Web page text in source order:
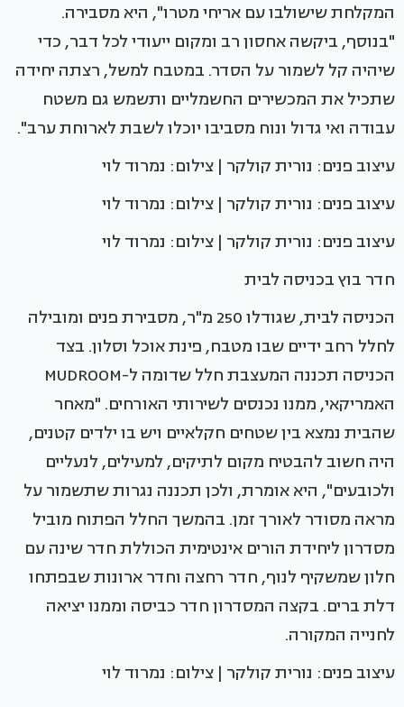
המקלחת שישולבו עם אריחי מטרו", היא מסבירה.
"בנוסף, ביקשה אחסון רב ומקום ייעודי לכל דבר, כדי
שיהיה קל לשמור על הסדר. במטבח למשל, רצתה יחידה
שתכיל את המכשירים החשמליים ותשמש גם משטח
עבודה ואי גדול ונוח מסביבו יוכלו לשבת לארוחת ערב".
עיצוב פנים: נורית קולקר | צילום: נמרוד לוי
עיצוב פנים: נורית קולקר | צילום: נמרוד לוי
עיצוב פנים: נורית קולקר | צילום: נמרוד לוי
חדר בוץ בכניסה לבית
הכניסה לבית, שגודלו 250 מ"ר, מסבירת פנים ומובילה
לחלל רחב ידיים שבו מטבח, פינת אוכל וסלון. בצד
הכניסה תכננה המעצבת חלל שדומה ל-MUDROOM
האמריקאי, ממנו נכנסים לשירותי האורחים. "מאחר
שהבית נמצא בין שטחים חקלאיים ויש בו ילדים קטנים,
היה חשוב להבטיח מקום לתיקים, למעילים, לנעליים
ולכובעים", היא אומרת, ולכן תכננה נגרות שתשמור על
מראה מסודר לאורך זמן. בהמשך החלל הפתוח מוביל
מסדרון ליחידת הורים אינטימית הכוללת חדר שינה עם
חלון שמשקיף לנוף, חדר רחצה וחדר ארונות שבפתחו
דלת ברים. בקצה המסדרון חדר כביסה וממנו יציאה
לחנייה המקורה.
עיצוב פנים: נורית קולקר | צילום: נמרוד לוי